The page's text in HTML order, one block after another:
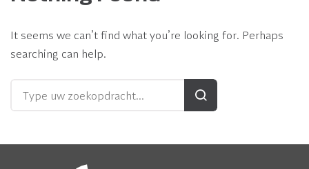
It seems we can’t find what you’re looking for. Perhaps
searching can help.
voor: